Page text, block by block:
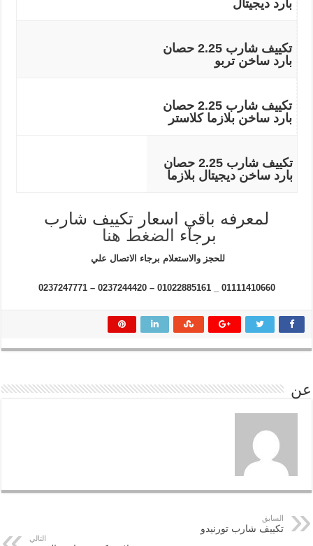
بارد ديجيتال
تكييف شارب 2.25 حصان
بارد ساخن تربو
تكييف شارب 2.25 حصان
بارد ساخن بلازما كلاستر
تكييف شارب 2.25 حصان
بارد ساخن ديجيتال بلازما
لمعرفه باقي اسعار تكييف شارب
برجاء
الضغط هنا
للحجز والاستعلام برجاء الاتصال علي
01111410660 _ 01022885161 – 0237244420 – 0237247771
عن
السابق
تكييف شارب تورنيدو
التالي